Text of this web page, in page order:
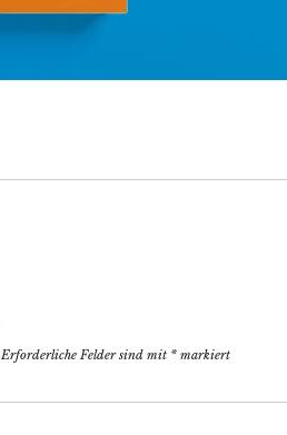
Erforderliche Felder sind mit * markiert